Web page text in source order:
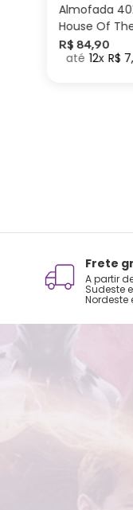
Almofada
House Of
Dragon
R$ 84,90
12 R$ 7,
Frete
A partir
Sudeste
Nordeste